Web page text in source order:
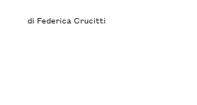
di Federica Crucitti